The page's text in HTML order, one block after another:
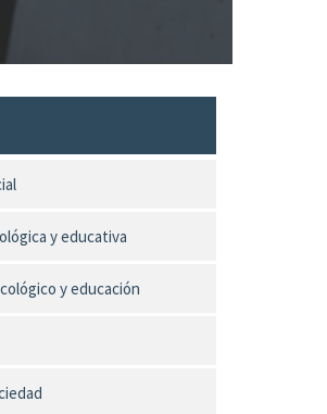
y educativa
y educación